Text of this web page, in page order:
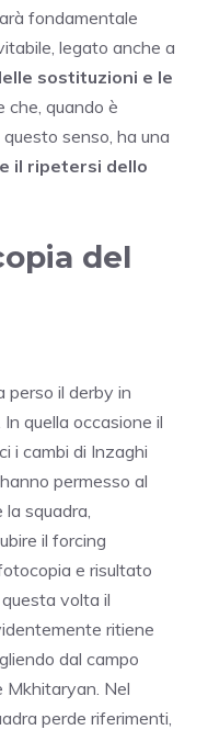
fondamentale
legato anche a
sostituzioni e le
che, quando è
senso, ha una
il ripetersi dello
del
perso il derby in
quella occasione il
i cambi di Inzaghi
permesso al
squadra,
il forcing
e risultato
volta il
ritiene
dal campo
Mkhitaryan. Nel
perde riferimenti,